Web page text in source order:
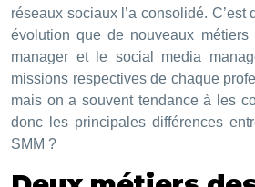
réseaux sociaux l’a consolidé. C’est
évolution que de nouveaux métiers
manager et le social media
missions respectives de chaque
mais on a souvent tendance à les
donc les principales différences
SMM ?